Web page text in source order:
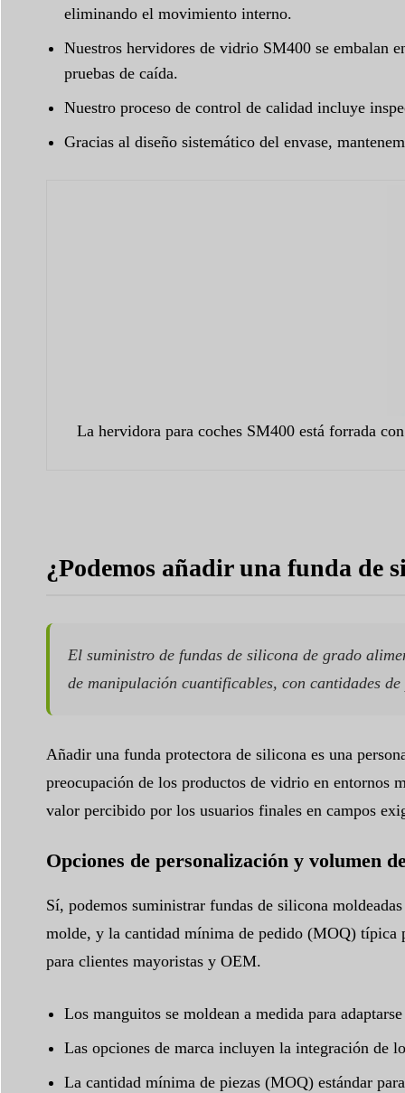
eliminando el movimiento interno.
Nuestros hervidores de vidrio SM400 se embalan
pruebas de caída.
Nuestro proceso de control de calidad incluye
Gracias al diseño sistemático del envase,
La hervidora para coches SM400 está forrada
¿Podemos añadir una funda de
El suministro de fundas de silicona de grado
de manipulación cuantificables, con cantidades
Añadir una funda protectora de silicona es una
preocupación de los productos de vidrio en entornos
valor percibido por los usuarios finales en campos
Opciones de personalización y volumen
Sí, podemos suministrar fundas de silicona
molde, y la cantidad mínima de pedido (MOQ) típica
para clientes mayoristas y OEM.
Los manguitos se moldean a medida para
Las opciones de marca incluyen la integración de
La cantidad mínima de piezas (MOQ) estándar